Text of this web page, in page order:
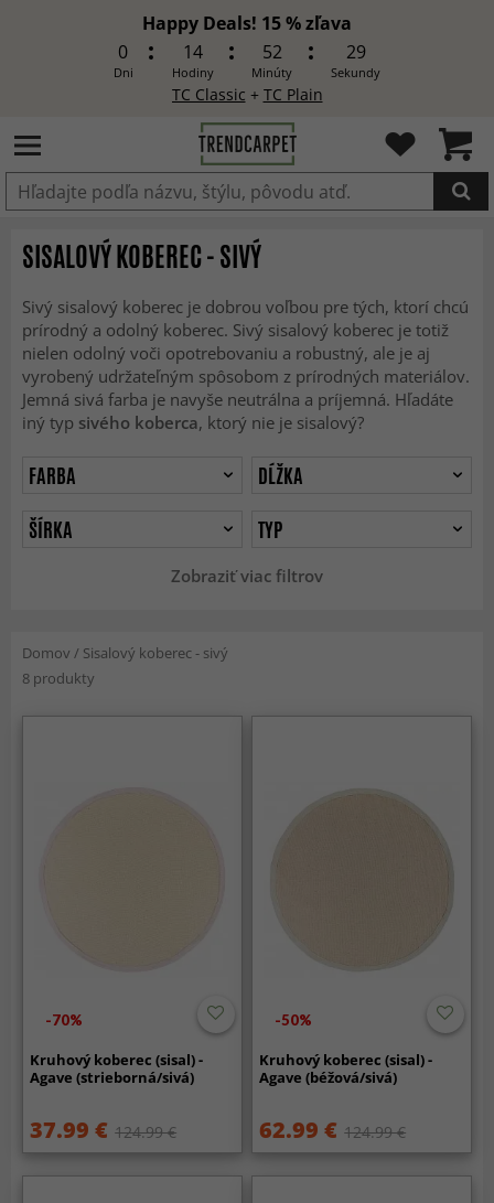
Happy Deals! 15 % zľava
0
Dni
14
Hodiny
52
Minúty
28
Sekundy
TC Classic + TC Plain
Produkt bol pridaný do košíka
SISALOVÝ KOBEREC - SIVÝ
Sivý sisalový koberec je dobrou voľbou pre tých, ktorí chcú
prírodný a odolný koberec. Sivý sisalový koberec je totiž
nielen odolný voči opotrebovaniu a robustný, ale je aj
vyrobený udržateľným spôsobom z prírodných materiálov.
Jemná sivá farba je navyše neutrálna a príjemná. Hľadáte
iný typ sivého koberca, ktorý nie je sisalový?
Zobraziť viac filtrov
FARBA
DĹŽKA
ŠÍRKA
TYP
Domov / Sisalový koberec - sivý
8 produkty
-70%
Kruhový koberec (sisal) -
Agave (strieborná/sivá)
37.99 € 124.99 €
-50%
Kruhový koberec (sisal) -
Agave (béžová/sivá)
62.99 € 124.99 €